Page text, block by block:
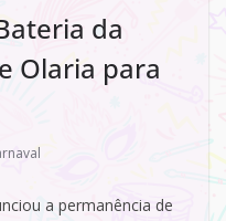
da
Olaria para
a permanência de